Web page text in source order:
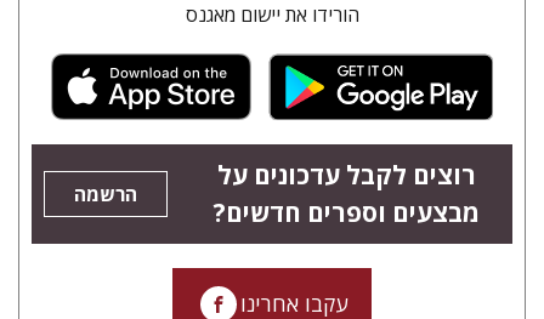
הורידו את יישום מאגנס
רוצים לקבל עדכונים על
מבצעים וספרים חדשים?
הרשמה
עקבו אחרינו